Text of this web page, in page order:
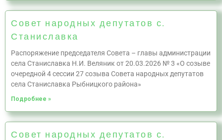
Совет народных депутатов с.
Станиславка
Распоряжение председателя Совета – главы администрации
села Станиславка Н.И. Веляник от 20.03.2026 № 3 «О созыве
очередной 4 сессии 27 созыва Совета народных депутатов
села Станиславка Рыбницкого района»
Подробнее »
Совет народных депутатов с.